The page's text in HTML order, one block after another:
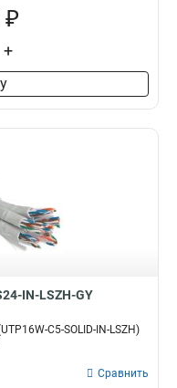
₽
+
IN-LSZH-GY
C5-SOLID-IN-LSZH)
Сравнить